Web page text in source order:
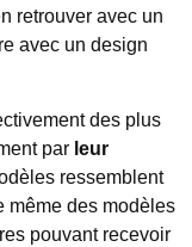
retrouver avec un
avec un design
des plus
par leur
ressemblent
même des modèles
pouvant recevoir